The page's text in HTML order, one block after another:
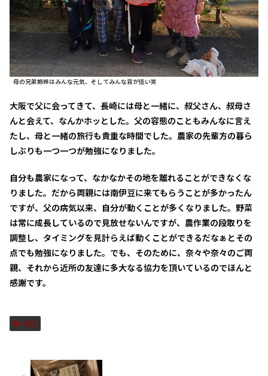
母の兄弟姉妹はみんな元気、そしてみんな背が低い笑
大阪で父に会ってきて、長崎には母と一緒に、叔父さん、叔母さ
んと会えて、なんかホッとした。父の容態のこともみんなに言え
たし、母と一緒の旅行も貴重な時間でした。農家の先輩方の暮ら
しぶりも一つ一つが勉強になりました。
自分も農家になって、なかなかその地を離れることができなくな
りました。だから両親には南伊豆に来てもらうことが多かったん
ですが、父の病気以来、自分が動くことが多くなりました。野菜
は常に成長しているので見放せないんですが、農作業の段取りを
調整し、タイミングを見計らえば動くことができるだなぁとその
点でも勉強になりました。でも、そのために、奈々や奈々のご両
親、それから近所の友達に多大なる協力を頂いているのでほんと
感謝です。
雑記